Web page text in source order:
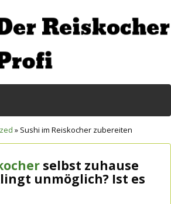
» Sushi im Reiskocher zubereiten
selbst zuhause
unmöglich? Ist es